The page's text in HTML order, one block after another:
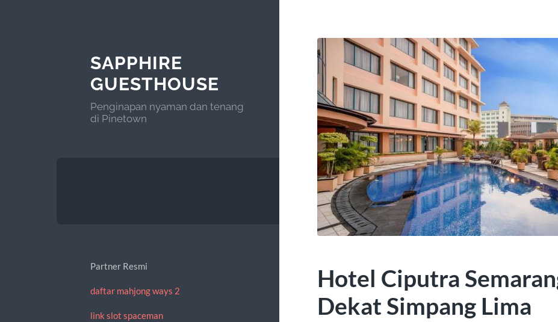
SAPPHIRE
GUESTHOUSE
Penginapan nyaman dan tenang
di Pinetown
Partner Resmi
daftar mahjong ways 2
link slot spaceman
Hotel Ciputra
Dekat Simpang Lima